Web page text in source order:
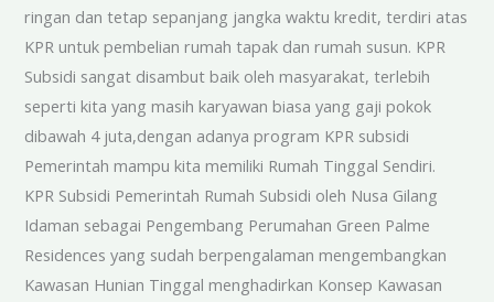
ringan dan tetap sepanjang jangka waktu kredit, terdiri atas
KPR untuk pembelian rumah tapak dan rumah susun. KPR
Subsidi sangat disambut baik oleh masyarakat, terlebih
seperti kita yang masih karyawan biasa yang gaji pokok
dibawah 4 juta,dengan adanya program KPR subsidi
Pemerintah mampu kita memiliki Rumah Tinggal Sendiri.
KPR Subsidi Pemerintah Rumah Subsidi oleh Nusa Gilang
Idaman sebagai Pengembang Perumahan Green Palme
Residences yang sudah berpengalaman mengembangkan
Kawasan Hunian Tinggal menghadirkan Konsep Kawasan